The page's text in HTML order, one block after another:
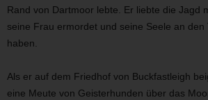
Rand von Dartmoor lebte. Er liebte die Jagd
seine Frau ermordet und seine Seele an den
haben.
Als er auf dem Friedhof von Buckfastleigh
eine Meute von Geisterhunden über das